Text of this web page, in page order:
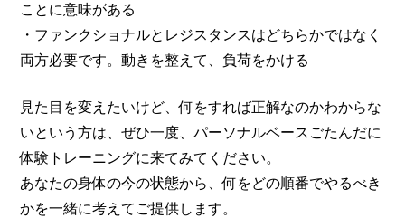
ことに意味がある
・ファンクショナルとレジスタンスはどちらかではなく
両方必要です。動きを整えて、負荷をかける
見た目を変えたいけど、何をすれば正解なのかわからな
いという方は、ぜひ一度、パーソナルベースごたんだに
体験トレーニングに来てみてください。
あなたの身体の今の状態から、何をどの順番でやるべき
かを一緒に考えてご提供します。